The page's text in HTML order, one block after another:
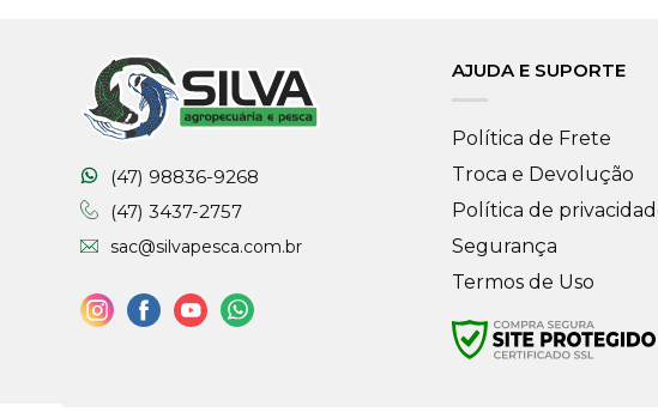
(47) 98836-9268
(47) 3437-2757
sac@silvapesca.com.br
AJUDA E SUPORTE
Política de Frete
Troca e Devolução
Política de
Segurança
Termos de Uso